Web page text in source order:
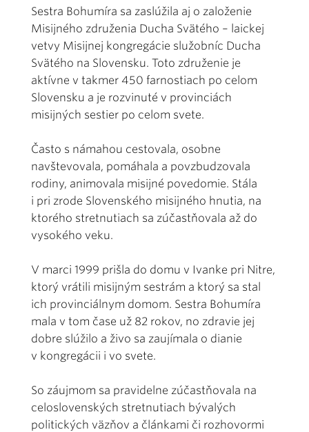
Sestra Bohumíra sa zaslúžila aj o založenie
Misijného združenia Ducha Svätého – laickej
vetvy Misijnej kongregácie služobníc Ducha
Svätého na Slovensku. Toto združenie je
aktívne v takmer 450 farnostiach po celom
Slovensku a je rozvinuté v provinciách
misijných sestier po celom svete.
Často s námahou cestovala, osobne
navštevovala, pomáhala a povzbudzovala
rodiny, animovala misijné povedomie. Stála
i pri zrode Slovenského misijného hnutia, na
ktorého stretnutiach sa zúčastňovala až do
vysokého veku.
V marci 1999 prišla do domu v Ivanke pri Nitre,
ktorý vrátili misijným sestrám a ktorý sa stal
ich provinciálnym domom. Sestra Bohumíra
mala v tom čase už 82 rokov, no zdravie jej
dobre slúžilo a živo sa zaujímala o dianie
v kongregácii i vo svete.
So záujmom sa pravidelne zúčastňovala na
celoslovenských stretnutiach bývalých
politických väzňov a článkami či rozhovormi